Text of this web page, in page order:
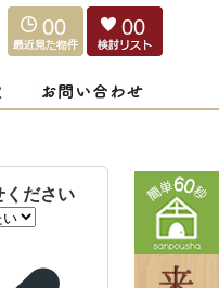
00 00
ください